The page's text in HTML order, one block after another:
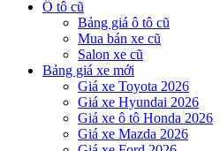
Ô tô cũ
Bảng giá ô tô cũ
Mua bán xe cũ
Salon xe cũ
Bảng giá xe mới
Giá xe Toyota 2026
Giá xe Hyundai 2026
Giá xe ô tô Honda 2026
Giá xe Mazda 2026